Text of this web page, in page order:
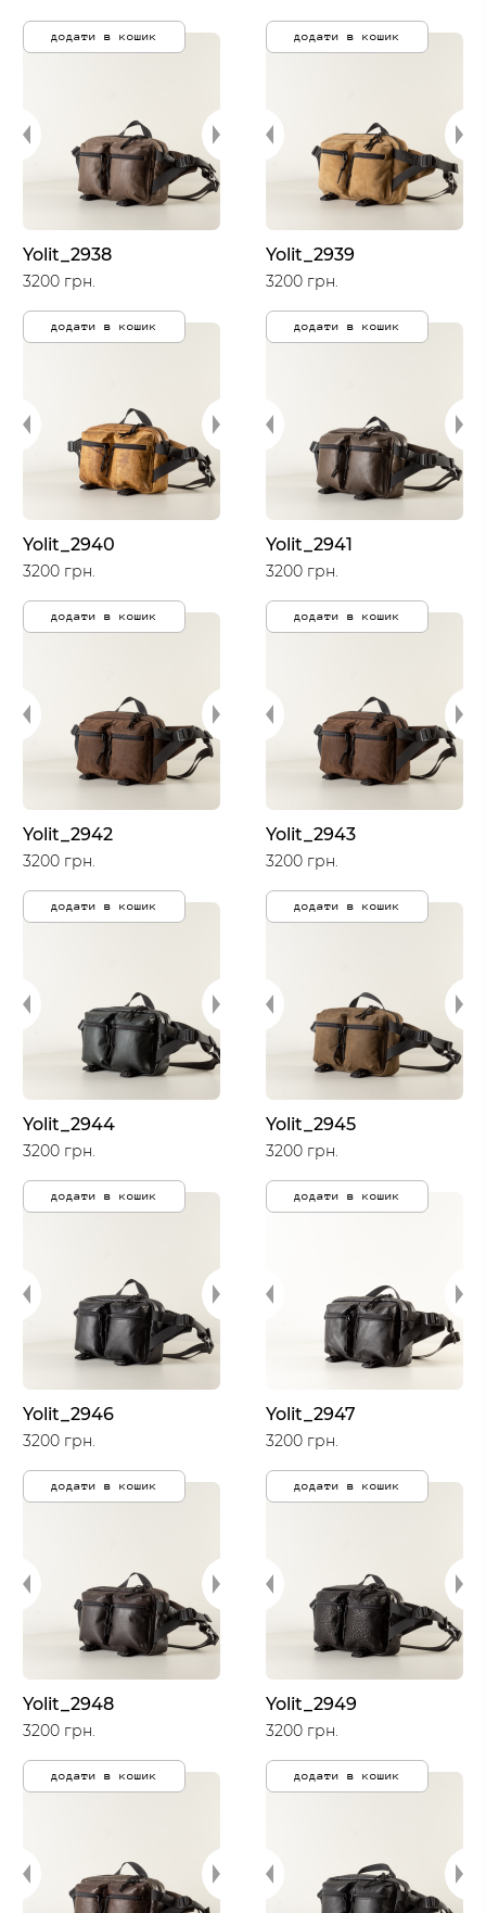
додати в кошик додати в кошик
Yolit_2938
3200 грн.
додати в кошик
Yolit_2939
3200 грн.
додати в кошик
Yolit_2940
3200 грн.
додати в кошик
Yolit_2941
3200 грн.
додати в кошик
Yolit_2942
3200 грн.
додати в кошик
Yolit_2943
3200 грн.
додати в кошик
Yolit_2944
3200 грн.
додати в кошик
Yolit_2945
3200 грн.
додати в кошик
Yolit_2946
3200 грн.
додати в кошик
Yolit_2947
3200 грн.
додати в кошик
Yolit_2948
3200 грн.
додати в кошик
Yolit_2949
3200 грн.
додати в кошик